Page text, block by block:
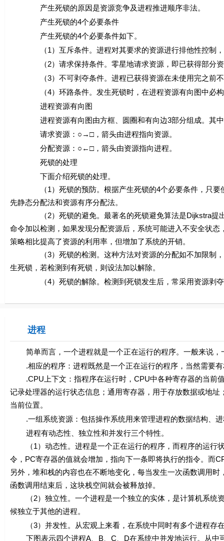
产生死锁的原因是资源竞争及进程推进顺序非法。
产生死锁的4个必要条件
产生死锁的4个必要条件如下。
（1）互斥条件。进程对其要求的资源进行排他性控制，
（2）请求保持条件。零星地请求资源，即已获得部分资
（3）不可剥夺条件。进程已获得资源在未使用完之前不
（4）环路条件。发生死锁时，在进程资源有向图中必构
进程资源有向图
进程资源有向图由方框、圆圈和有向边3部分组成。其中
请求资源：○→□，箭头由进程指向资源。
分配资源：○←□，箭头由资源指向进程。
死锁的处理
下面介绍死锁的处理。
（1）死锁的预防。根据产生死锁的4个必要条件，只要使
先静态分配法和资源有序分配法。
（2）死锁的避免。最著名的死锁避免算法是Dijkstra提出
命令加以检测，如果发现分配资源后，系统可能进入不安全状
策略相比提高了资源的利用率，但增加了系统的开销。
（3）死锁的检测。这种方法对资源的分配如不加限制，即
生死锁，若检测到有死锁，则设法加以解除。
（4）死锁的解除。检测到死锁发生后，常采用资源剥夺
进程
简单而言，一个进程就是一个正在运行的程序。一般来说，
.相应的程序：进程既然是一个正在运行的程序，当然需要有
.CPU上下文：指程序在运行时，CPU中各种寄存器的当前
记录处理器的运行状态信息；通用寄存器，用于存放数据或地
当前位置。
.一组系统资源：包括操作系统用来管理进程的数据结构、进
进程有动态性、独立性和并发行三个特性。
（1）动态性。进程是一个正在运行的程序，而程序的运行
令，PC寄存器的值就会增加，指向下一条即将执行的指令。而
另外，堆和栈的内容也在不断地变化，每当发生一次函数调用
函数调用结束后，这块栈空间就会被释放掉。
（2）独立性。一个进程是一个独立的实体，是计算机系统
候独立于其他的进程。
（3）并发性。从宏观上来看，在系统中同时有多个进程存
下图表示四个进程A、B、C、D在系统中并发地运行。从中